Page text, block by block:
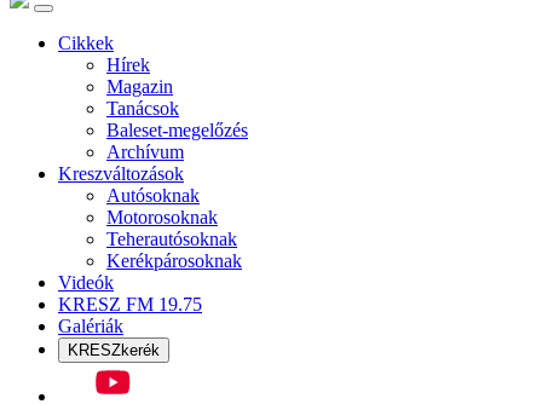
Cikkek
Hírek
Magazin
Tanácsok
Baleset-megelőzés
Archívum
Kreszváltozások
Autósoknak
Motorosoknak
Teherautósoknak
Kerékpárosoknak
Videók
KRESZ FM 19.75
Galériák
KRESZkerék